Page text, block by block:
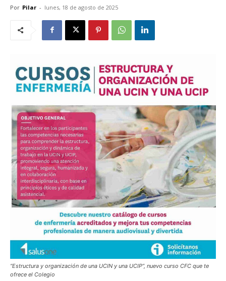
Por Pilar - lunes, 18 de agosto de 2025
“Estructura y organización de una UCIN y una UCIP”, nuevo curso CFC que te
ofrece el Colegio